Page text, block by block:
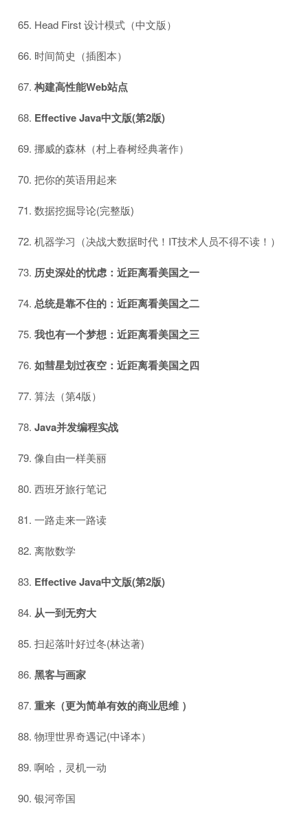
Head First 设计模式（中文版）
时间简史（插图本）
构建高性能Web站点
Effective Java中文版(第2版)
挪威的森林（村上春树经典著作）
把你的英语用起来
数据挖掘导论(完整版)
机器学习（决战大数据时代！IT技术人员不得不读！）
历史深处的忧虑：近距离看美国之一
总统是靠不住的：近距离看美国之二
我也有一个梦想：近距离看美国之三
如彗星划过夜空：近距离看美国之四
算法（第4版）
Java并发编程实战
像自由一样美丽
西班牙旅行笔记
一路走来一路读
离散数学
Effective Java中文版(第2版)
从一到无穷大
扫起落叶好过冬(林达著)
黑客与画家
重来（更为简单有效的商业思维 ）
物理世界奇遇记(中译本）
啊哈，灵机一动
银河帝国